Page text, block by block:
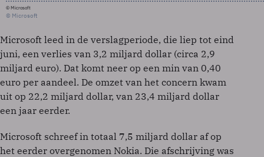
© Microsoft
© Microsoft
Microsoft leed in de verslagperiode, die liep tot eind
juni, een verlies van 3,2 miljard dollar (circa 2,9
miljard euro). Dat komt neer op een min van 0,40
euro per aandeel. De omzet van het concern kwam
uit op 22,2 miljard dollar, van 23,4 miljard dollar
een jaar eerder.
Microsoft schreef in totaal 7,5 miljard dollar af op
het eerder overgenomen Nokia. Die afschrijving was